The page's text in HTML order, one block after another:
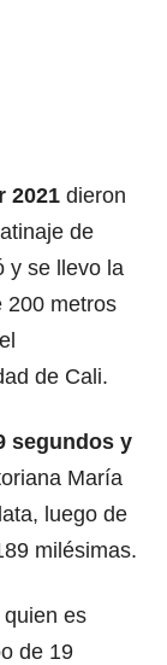
2021 dieron
de
y se llevo la
200 metros
de Cali.
segundos y
María
luego de
milésimas.
es
de 19